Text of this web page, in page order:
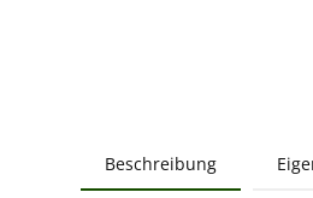
Beschreibung